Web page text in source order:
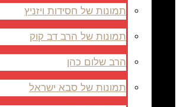
תמונות של חסידות ויזניץ
תמונות של הרב דב קוק
הרב שלום כהן
תמונות של סבא ישראל